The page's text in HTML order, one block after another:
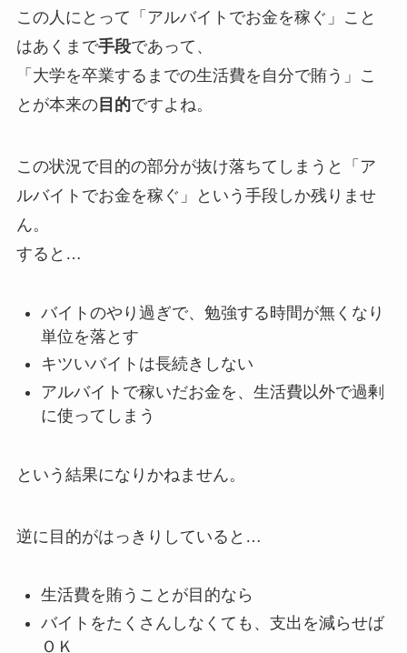
この人にとって「アルバイトでお金を稼ぐ」こと
はあくまで手段であって、
「大学を卒業するまでの生活費を自分で賄う」こ
とが本来の目的ですよね。
この状況で目的の部分が抜け落ちてしまうと「ア
ルバイトでお金を稼ぐ」という手段しか残りませ
ん。
すると…
バイトのやり過ぎで、勉強する時間が無くなり
単位を落とす
キツいバイトは長続きしない
アルバイトで稼いだお金を、生活費以外で過剰
に使ってしまう
という結果になりかねません。
逆に目的がはっきりしていると…
生活費を賄うことが目的なら
バイトをたくさんしなくても、支出を減らせば
ＯＫ